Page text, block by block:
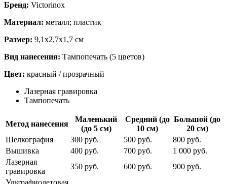
Бренд: Victorinox
Материал: металл; пластик
Размер: 9,1х2,7х1,7 см
Вид нанесения: Тампопечать (5 цветов)
Цвет: красный / прозрачный
Лазерная гравировка
Тампопечать
Метод нанесения
Маленький
(до 5 см)
Средний (до
10 см)
Большой (до
20 см)
Шелкография
300 руб. 500 руб.
800 руб.
Вышивка
400 руб. 700 руб.
1 000 руб.
Лазерная
гравировка
350 руб. 600 руб.
900 руб.
Ультрафиолетовая